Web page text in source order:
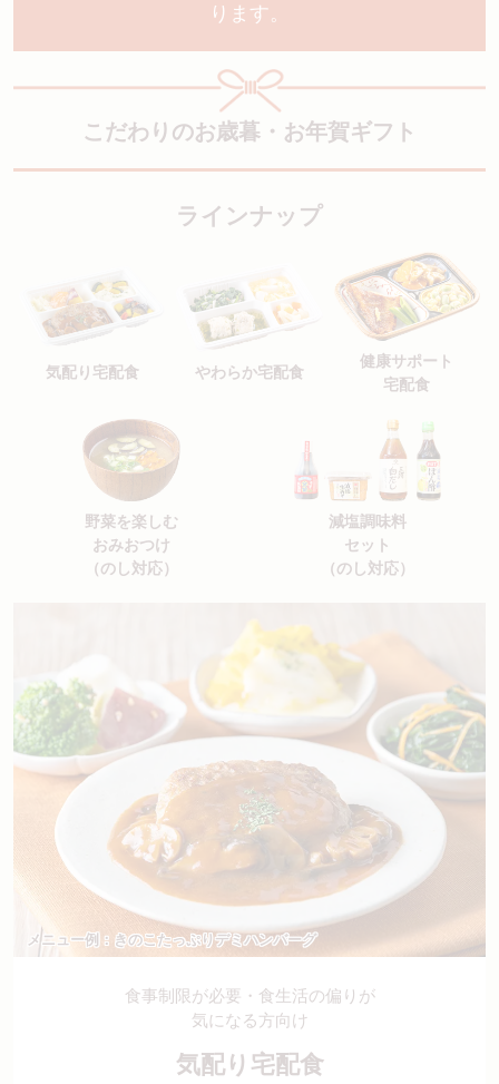
ります。
こだわりのお歳暮・お年賀ギフト
ラインナップ
気配り宅配食 やわらか宅配食
健康サポート
宅配食
野菜を楽しむ
おみおつけ
（のし対応）
減塩調味料
セット
（のし対応）
メニュー例：きのこたっぷりデミハンバーグ
食事制限が必要・食生活の偏りが
気になる方向け
気配り宅配食